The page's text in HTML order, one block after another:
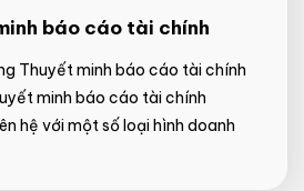
báo cáo tài chính
Thuyết minh báo cáo tài chính
minh báo cáo tài chính
hệ với một số loại hình doanh